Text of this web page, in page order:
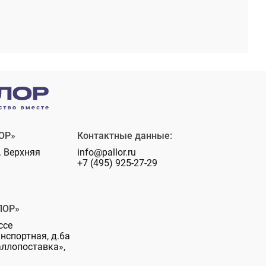
Верхняя
д.6а
Контактные данные:
info@pallor.ru
+7 (495) 925-27-29